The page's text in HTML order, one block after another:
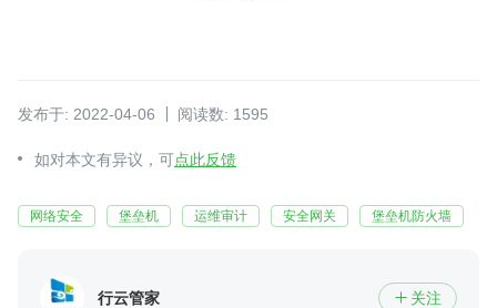
发布于: 2022-04-06 阅读数: 1595
如对本文有异议，可点此反馈
网络安全 堡垒机 运维审计 安全网关 堡垒机防火墙
行云管家  关注